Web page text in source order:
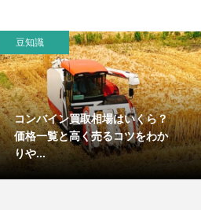
豆知識
コンバイン買取相場はいくら？
価格一覧と高く売るコツをわか
りや...